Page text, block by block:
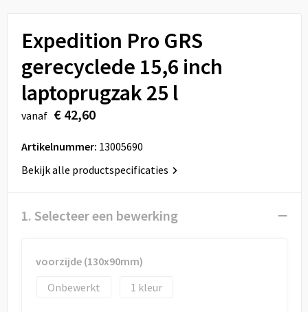
Veiligheid, Auto en Fiets
Vrije tijd en Strand
Feestartikelen
Aanstekers
Rugzakken
Schoenentassen
Schoudertassen
Sporttassen
Tablettassen
Toilettassen
Expedition Pro GRS
gerecyclede 15,6 inch
laptoprugzak 25 l
vanaf € 42,60
Artikelnummer: 13005690
Bekijk alle productspecificaties
1. Selecteer een bewerking
voorzijde (130x90mm)
Onbewerkt
1